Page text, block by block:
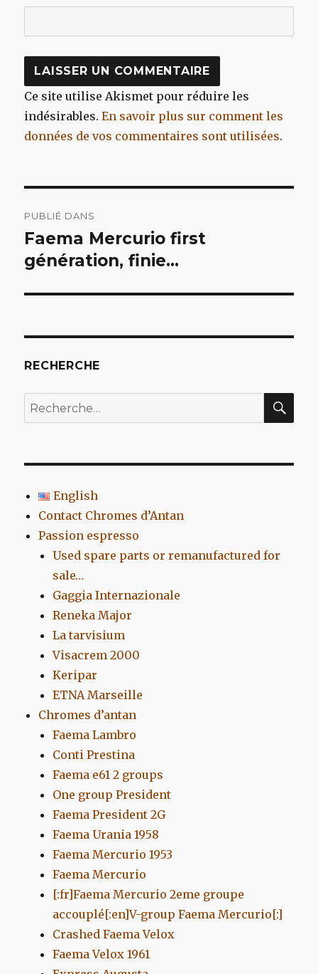
Ce site utilise Akismet pour réduire les
indésirables.En savoir plus sur comment les
données de vos commentaires sont utilisées.
de
l’article
PUBLIÉ DANS
Faema Mercurio first
génération, finie…
RECHERCHE
Recherche
pour
English
Contact Chromes d’Antan
Passion espresso
Used spare parts or remanufactured for
sale…
Gaggia Internazionale
Reneka Major
La tarvisium
Visacrem 2000
Keripar
ETNA Marseille
Chromes d’antan
Faema Lambro
Conti Prestina
Faema e61 2 groups
One group President
Faema President 2G
Faema Urania 1958
Faema Mercurio 1953
Faema Mercurio
[:fr]Faema Mercurio 2eme groupe
accouplé[:en]V-group Faema Mercurio[:]
Crashed Faema Velox
Faema Velox 1961